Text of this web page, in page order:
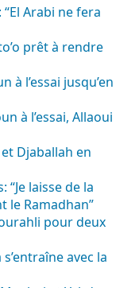
Arabi ne fera
prêt à rendre
à l’essai jusqu’en
à l’essai, Allaoui
Djaballah en
“Je laisse de la
le Ramadhan”
pour deux
avec la